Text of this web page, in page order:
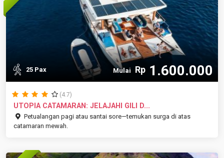
25 Pax Mulai Rp 1.600.000
(4.7)
UTOPIA CATAMARAN: JELAJAHI GILI D...
Petualangan pagi atau santai sore—temukan surga di atas
catamaran mewah.